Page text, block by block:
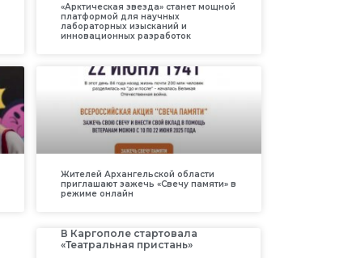
«Арктическая звезда» станет мощной
платформой для научных
лабораторных изысканий и
инновационных разработок
Жителей Архангельской области
приглашают зажечь «Свечу памяти» в
режиме онлайн
В Каргополе стартовала
«Театральная пристань»